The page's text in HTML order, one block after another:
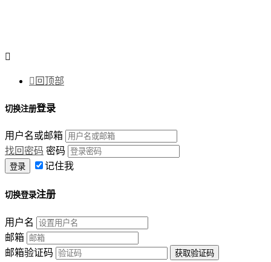

 回顶部
切换注册登录
用户名或邮箱
找回密码 密码
记住我
切换登录注册
用户名
邮箱
邮箱验证码